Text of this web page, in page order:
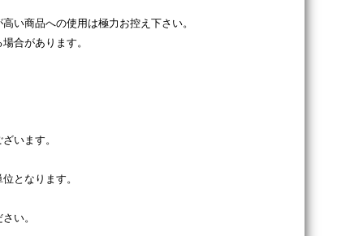
い商品への使用は極力お控え下さい。
合があります。
います。
となります。
い。